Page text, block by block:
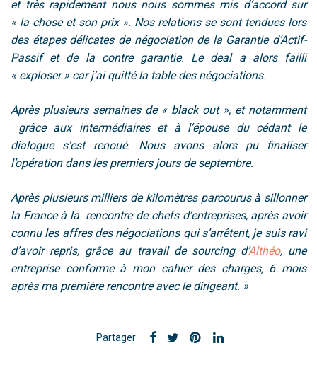
et très rapidement nous nous sommes mis d’accord sur
« la chose et son prix ». Nos relations se sont tendues lors
des étapes délicates de négociation de la Garantie d’Actif-
Passif et de la contre garantie. Le deal a alors failli
« exploser » car j’ai quitté la table des négociations.
Après plusieurs semaines de « black out », et notamment
grâce aux intermédiaires et à l’épouse du cédant le
dialogue s’est renoué. Nous avons alors pu finaliser
l’opération dans les premiers jours de septembre.
Après plusieurs milliers de kilomètres parcourus à sillonner
la France à la rencontre de chefs d’entreprises, après avoir
connu les affres des négociations qui s’arrêtent, je suis ravi
d’avoir repris, grâce au travail de sourcing d’Althéo, une
entreprise conforme à mon cahier des charges, 6 mois
après ma première rencontre avec le dirigeant. »
Partager